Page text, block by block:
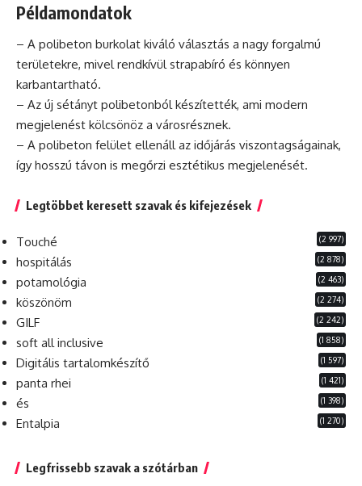
Példamondatok
– A polibeton burkolat kiváló választás a nagy forgalmú
területekre, mivel rendkívül strapabíró és könnyen
karbantartható.
– Az új sétányt polibetonból készítették, ami modern
megjelenést kölcsönöz a városrésznek.
– A polibeton felület ellenáll az időjárás viszontagságainak,
így hosszú távon is megőrzi esztétikus megjelenését.
Legtöbbet keresett szavak és kifejezések
Touché (2 997)
hospitálás (2 878)
potamológia (2 463)
köszönöm (2 274)
GILF (2 242)
soft all inclusive (1 858)
Digitális tartalomkészítő (1 597)
panta rhei (1 421)
és (1 398)
Entalpia (1 270)
Legfrissebb szavak a szótárban